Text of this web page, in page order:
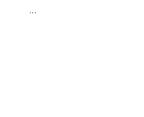
...